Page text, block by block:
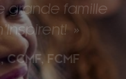
grande famille
FCMF